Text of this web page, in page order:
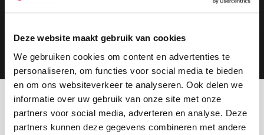
Deze website maakt gebruik van cookies
We gebruiken cookies om content en advertenties te
personaliseren, om functies voor social media te bieden
en om ons websiteverkeer te analyseren. Ook delen we
informatie over uw gebruik van onze site met onze
partners voor social media, adverteren en analyse. Deze
partners kunnen deze gegevens combineren met andere
Kunnen we helpen?
Klantenservice: